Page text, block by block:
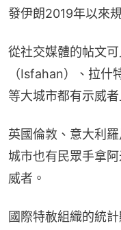
發伊朗2019年以來
從社交媒體的帖文
（Isfahan）、拉什
等大城市都有示威者
英國倫敦、意大利
城市也有民眾手拿
威者。
國際特赦組織的統